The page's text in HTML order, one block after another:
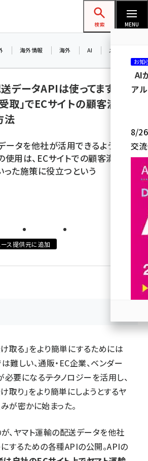
ネットショップ担当者フォーラム
検索 MENU
ド (773)
海外情報 海外 AI メタバース
データAPIは使ってますか？
取」でECサイトの顧客満足や
法
ータを他社が活用できるようにす
用は、ECサイトでの顧客満足度
った施策に役立つという
ス提供元に追加
け取る」をより簡単にするためには
難しい、通販・EC企業、ベンダー
要になる――テクノロジーを活用し、
け取り」をより簡単にしようとするヤ
が密かに始まった。
、ヤマト運輸の配送データを他社
するための各種APIの公開。APIの
お知
AI
ア
8/26
交
参